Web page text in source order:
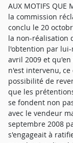
AUX MOTIFS
la commission
conclu le 20
la non-réalisation
l'obtention par
avril 2009 et
n'est intervenu,
possibilité de
que les
se fondent non
avec le vendeur
septembre 2008
s'engageait à